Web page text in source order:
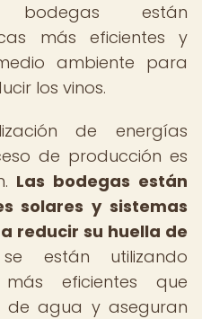
bodegas están
más eficientes y
ambiente para
los vinos.
de energías
de producción es
Las bodegas están
solares y sistemas
reducir su huella de
están utilizando
eficientes que
de agua y aseguran